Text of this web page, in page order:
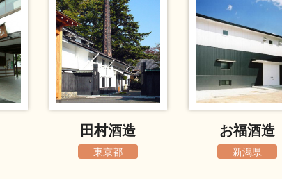
田村酒造
東京都
お福酒造
新潟県